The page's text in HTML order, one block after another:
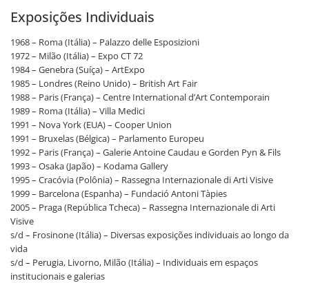
Exposições Individuais
1968 – Roma (Itália) – Palazzo delle Esposizioni
1972 – Milão (Itália) – Expo CT 72
1984 – Genebra (Suíça) – ArtExpo
1985 – Londres (Reino Unido) – British Art Fair
1988 – Paris (França) – Centre International d’Art Contemporain
1989 – Roma (Itália) – Villa Medici
1991 – Nova York (EUA) – Cooper Union
1991 – Bruxelas (Bélgica) – Parlamento Europeu
1992 – Paris (França) – Galerie Antoine Caudau e Gorden Pyn & Fils
1993 – Osaka (Japão) – Kodama Gallery
1995 – Cracóvia (Polônia) – Rassegna Internazionale di Arti Visive
1999 – Barcelona (Espanha) – Fundació Antoni Tàpies
2005 – Praga (República Tcheca) – Rassegna Internazionale di Arti
Visive
s/d – Frosinone (Itália) – Diversas exposições individuais ao longo da
vida
s/d – Perugia, Livorno, Milão (Itália) – Individuais em espaços
institucionais e galerias